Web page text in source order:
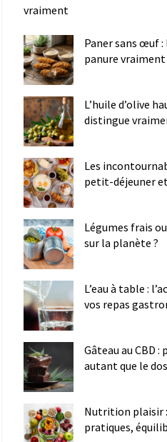
vraiment
Paner sans œuf
panure
L’huile d’olive
distingue
Les
petit-déjeuner
Légumes frais
sur la planète ?
L’eau à table :
vos repas
Gâteau au CBD
autant que le
Nutrition plaisir
pratiques,